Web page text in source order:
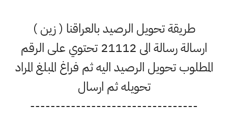
طريقة تحويل الرصيد بالعراقنا ( زين )
ارسالة رسالة الى 21112 تحتوي على الرقم
المطلوب تحويل الرصيد اليه ثم فراغ المبلغ المراد
تحويله ثم ارسال
---------------------------------